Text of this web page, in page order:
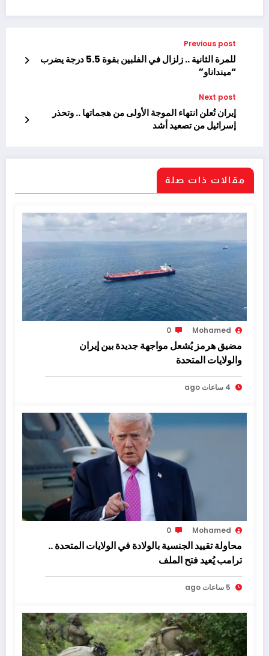
Previous post
للمرة الثانية .. زلزال في الفلبين بقوة 5.5 درجة يضرب
“مينداناو”
Next post
إيران تُعلن انتهاء الموجة الأولى من هجماتها .. وتحذر
إسرائيل من تصعيد أشد
مقالات ذات صلة
Mohamed
0
مضيق هرمز يُشعل مواجهة جديدة بين إيران
والولايات المتحدة
4 ساعات ago
Mohamed
0
محاولة تقييد الجنسية بالولادة في الولايات المتحدة ..
ترامب يُعيد فتح الملف
5 ساعات ago